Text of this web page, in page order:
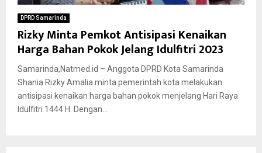
DPRD Samarinda
Rizky Minta Pemkot Antisipasi Kenaikan
Harga Bahan Pokok Jelang Idulfitri 2023
Samarinda,Natmed.id – Anggota DPRD Kota Samarinda
Shania Rizky Amalia minta pemerintah kota melakukan
antisipasi kenaikan harga bahan pokok menjelang Hari Raya
Idulfitri 1444 H. Dengan...